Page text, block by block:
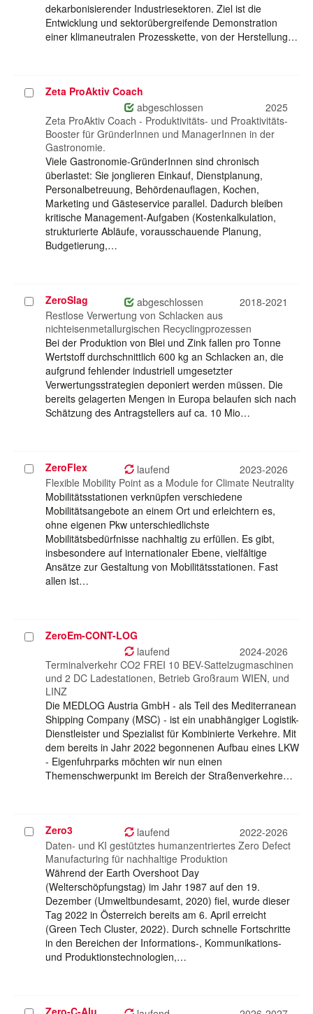
dekarbonisierender Industriesektoren. Ziel ist die
Entwicklung und sektorübergreifende Demonstration
einer klimaneutralen Prozesskette, von der Herstellung…
ProjektZeta ProAktiv Coach
abgeschlossen
2025
Zeta ProAktiv Coach - Produktivitäts- und Proaktivitäts-
Booster für GründerInnen und ManagerInnen in der
Gastronomie.
Viele Gastronomie-GründerInnen sind chronisch
überlastet: Sie jonglieren Einkauf, Dienstplanung,
Personalbetreuung, Behördenauflagen, Kochen,
Marketing und Gästeservice parallel. Dadurch bleiben
kritische Management-Aufgaben (Kostenkalkulation,
strukturierte Abläufe, vorausschauende Planung,
Budgetierung,…
Projekt
auswählen
ZeroSlag abgeschlossen
2018-2021
Restlose Verwertung von Schlacken aus
nichteisenmetallurgischen Recyclingprozessen
Bei der Produktion von Blei und Zink fallen pro Tonne
Wertstoff durchschnittlich 600 kg an Schlacken an, die
aufgrund fehlender industriell umgesetzter
Verwertungsstrategien deponiert werden müssen. Die
bereits gelagerten Mengen in Europa belaufen sich nach
Schätzung des Antragstellers auf ca. 10 Mio…
Projekt
auswählen
ZeroFlex laufend
2023-2026
Flexible Mobility Point as a Module for Climate Neutrality
Mobilitätsstationen verknüpfen verschiedene
Mobilitätsangebote an einem Ort und erleichtern es,
ohne eigenen Pkw unterschiedlichste
Mobilitätsbedürfnisse nachhaltig zu erfüllen. Es gibt,
insbesondere auf internationaler Ebene, vielfältige
Ansätze zur Gestaltung von Mobilitätsstationen. Fast
allen ist…
ProjektZeroEm-CONT-LOG
laufend
2024-2026
Terminalverkehr CO2 FREI 10 BEV-Sattelzugmaschinen
und 2 DC Ladestationen, Betrieb Großraum WIEN, und
LINZ
Die MEDLOG Austria GmbH - als Teil des Mediterranean
Shipping Company (MSC) - ist ein unabhängiger Logistik-
Dienstleister und Spezialist für Kombinierte Verkehre. Mit
dem bereits in Jahr 2022 begonnenen Aufbau eines LKW
- Eigenfuhrparks möchten wir nun einen
Themenschwerpunkt im Bereich der Straßenverkehre…
Projekt
auswählen
Zero3 laufend
2022-2026
Daten- und KI gestütztes humanzentriertes Zero Defect
Manufacturing für nachhaltige Produktion
Während der Earth Overshoot Day
(Welterschöpfungstag) im Jahr 1987 auf den 19.
Dezember (Umweltbundesamt, 2020) fiel, wurde dieser
Tag 2022 in Österreich bereits am 6. April erreicht
(Green Tech Cluster, 2022). Durch schnelle Fortschritte
in den Bereichen der Informations-, Kommunikations-
und Produktionstechnologien,…